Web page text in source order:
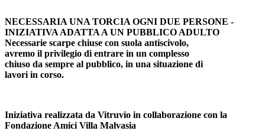
NECESSARIA UNA TORCIA OGNI DUE PERSONE -
INIZIATIVA ADATTA A UN PUBBLICO ADULTO
Necessarie scarpe chiuse con suola antiscivolo,
avremo il privilegio di entrare in un complesso
chiuso da sempre al pubblico, in una situazione di
lavori in corso.
Iniziativa realizzata da Vitruvio in collaborazione con la
Fondazione Amici Villa Malvasia